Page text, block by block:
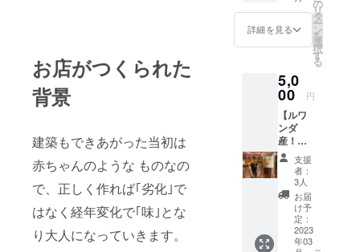
お店がつくられた
背景
建築もできあがった当初は
赤ちゃんのような ものなの
で、正しく作れば｢劣化｣で
はなく経年変化で｢味｣とな
り大人になっていきます。
Ｆ) ※交
通費、
となり
ます。
て話題
大沸騰
中の
wholeの
ケーキ
をホー
ルでお
届
けっ！
名称:
チーズ
ケーキ
サイ
ズ:18c
m 重
量:800g
保存方
法:冷凍
詳細を見る
の
リ
タ
ー
ン
を
選
択
す
る
5,0
00 円
【ルワ
ンダ
産！こ
だわり
の真空
挽きた
てコー
ヒー1袋
分！】
ルワン
ダのフ
支援
者：
3人
お届
け予
定：
2023
年03